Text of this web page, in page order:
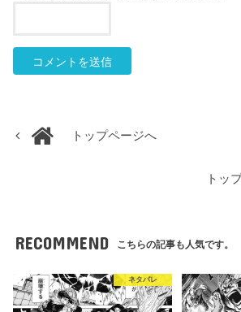
トップページへ
トッ
RECOMMEND こちらの記事も人気です。
ネタバレ